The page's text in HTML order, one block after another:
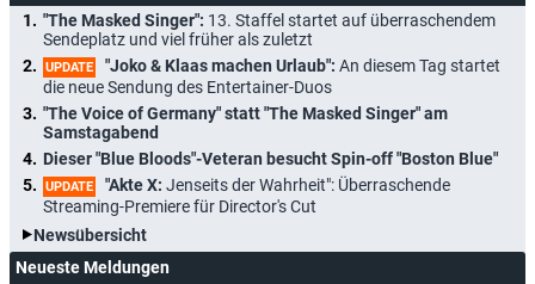
"The Masked Singer": 13. Staffel startet auf überraschendem
Sendeplatz und viel früher als zuletzt
UPDATE "Joko & Klaas machen Urlaub": An diesem Tag startet
die neue Sendung des Entertainer-Duos
"The Voice of Germany" statt "The Masked Singer" am
Samstagabend
Dieser "Blue Bloods"-Veteran besucht Spin-off "Boston Blue"
UPDATE "Akte X: Jenseits der Wahrheit": Überraschende
Streaming-Premiere für Director's Cut
Newsübersicht
Neueste Meldungen